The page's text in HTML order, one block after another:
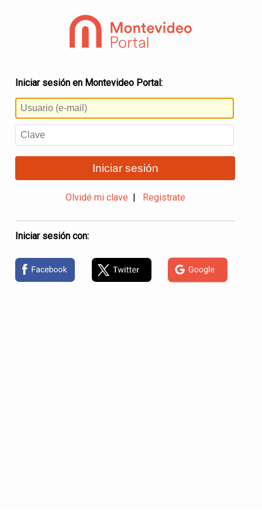
Iniciar sesión en Montevideo Portal:
Iniciar sesión
Olvidé mi clave Registrate
Iniciar sesión con: